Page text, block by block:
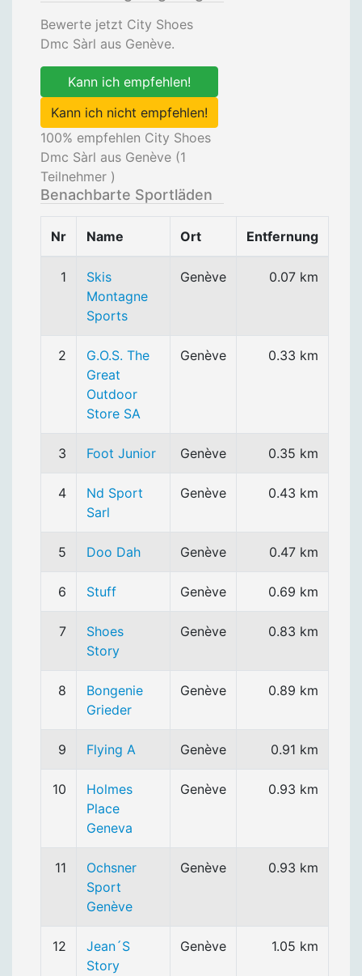
Bewerte jetzt City Shoes
Dmc Sàrl aus Genève.
Kann ich empfehlen!
Kann ich nicht empfehlen!
100% empfehlen City Shoes
Dmc Sàrl aus Genève (1
Teilnehmer )
Benachbarte Sportläden
Nr Name Ort Entfernung
1
Skis
Montagne
Sports
Genève 0.07 km
2
G.O.S. The
Great
Outdoor
Store SA
Genève 0.33 km
3 Foot Junior Genève 0.35 km
4
Nd Sport
Sarl
Genève 0.43 km
5 Doo Dah Genève 0.47 km
6 Stuff Genève 0.69 km
7
Shoes
Story
Genève 0.83 km
8
Bongenie
Grieder
Genève 0.89 km
9 Flying A Genève 0.91 km
10
Holmes
Place
Geneva
Genève 0.93 km
11
Ochsner
Sport
Genève
Genève 0.93 km
12
Jean´S
Story
Genève 1.05 km